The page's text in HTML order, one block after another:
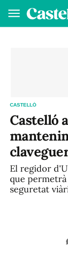
CASTELLÓ
Castelló
El regidor
que
seguretat